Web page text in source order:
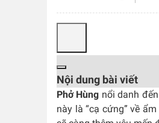
Nội dung bài viết
Phở Hùng nổi danh
này là “cạ cứng” về